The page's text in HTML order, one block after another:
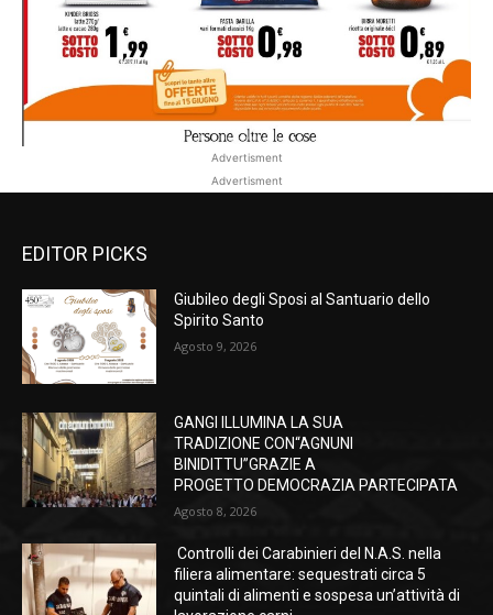
Advertisment
Advertisment
EDITOR PICKS
Giubileo degli Sposi al Santuario dello
Spirito Santo
Agosto 9, 2026
GANGI ILLUMINA LA SUA
TRADIZIONE CON“AGNUNI
BINIDITTU”GRAZIE A
PROGETTO DEMOCRAZIA PARTECIPATA
Agosto 8, 2026
Controlli dei Carabinieri del N.A.S. nella
filiera alimentare: sequestrati circa 5
quintali di alimenti e sospesa un’attività di